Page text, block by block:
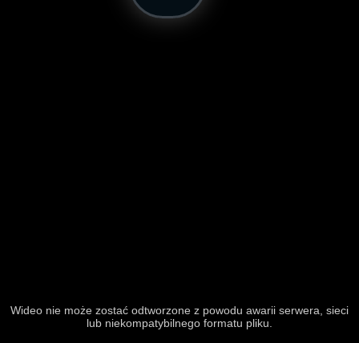
Wideo nie może zostać odtworzone z powodu awarii serwera, sieci
lub niekompatybilnego formatu pliku.